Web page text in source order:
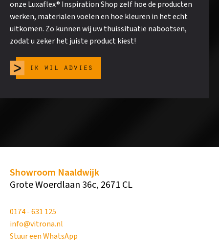
onze Luxaflex® Inspiration Shop zelf hoe de producten
werken, materialen voelen en hoe kleuren in het echt
uitkomen. Zo kunnen wij uw thuissituatie nabootsen,
zodat u zeker het juiste product kiest!
ik wil advies
Showroom Naaldwijk
Grote Woerdlaan 36c, 2671 CL
0174 - 631 125
info@vitrona.nl
Stuur een WhatsApp